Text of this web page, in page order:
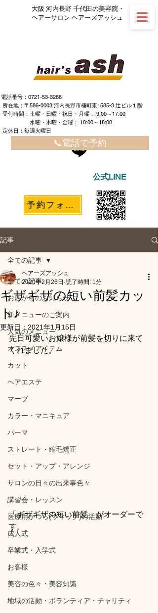
大阪 河内長野 千代田の美容院・
ヘアーサロン ヘアーズアッシュ
電話番号：0721-53-3288
所在地：〒586-0003 河内長野市楠町東1585-3 辻ビル１階
​ ​受付時間：土曜・日曜・祝日・月曜： 9:00～17:00
水曜・木曜・金曜： 10:00～18:00
定休日：毎週火曜日
📞電話で予約
公式LINE
予約フォームへ
記事
全ての記事
お店からのお知らせ
新メニューのご案内
人気のメニュー
オススメアイテム
カット
ヘアエステ
マーブ
カラー・マニキュア
パーマ
ストレート・縮毛矯正
セット・アップ・アレンジ
サロンの日々の出来事色々
講習会・レッスン
医療用かつら(ウィッグ)の活動
成人式
卒業式・入学式
お客様
美容の色々・美容知識
地域の活動・ボランティア・チャリティ
全ての記事
ギザギザの短い前髪カッ
ト♪
ヘアーズアッシュ
2020年2月26日 読了時間: 1分
更新日： 2021年1月15日
先日可愛いお嬢様が前髪を切りに来て
くれました。
「ギザギザの短い前髪」がオーダーで
す。